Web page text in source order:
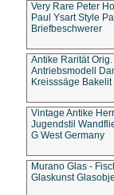
Very Rare Peter
Paul Ysart Style
Briefbeschwerer
Antike Rarität
Antriebsmodell
Kreisssäge Bakelit
Vintage Antike
Jugendstil
G West Germany
Murano Glas -
Glaskunst